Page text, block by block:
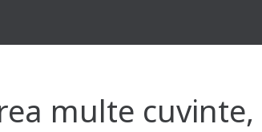
multe cuvinte,